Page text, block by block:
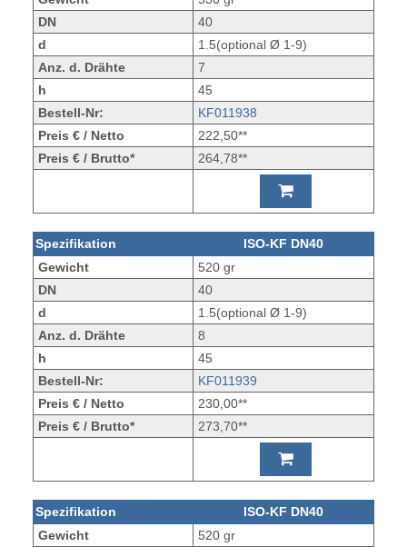
DN
40
d
1.5(optional Ø 1-9)
Anz. d. Drähte
7
h
45
Bestell-Nr:
KF011938
Preis € / Netto
222,50**
Preis € / Brutto*
264,78**
Spezifikation
ISO-KF DN40
Gewicht
520 gr
DN
40
d
1.5(optional Ø 1-9)
Anz. d. Drähte
8
h
45
Bestell-Nr:
KF011939
Preis € / Netto
230,00**
Preis € / Brutto*
273,70**
Spezifikation
ISO-KF DN40
Gewicht
520 gr